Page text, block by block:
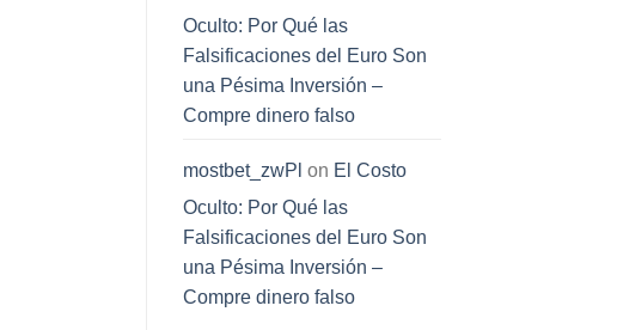
Oculto: Por Qué las
Falsificaciones del Euro Son
una Pésima Inversión –
Compre dinero falso
mostbet_zwPl on El Costo
Oculto: Por Qué las
Falsificaciones del Euro Son
una Pésima Inversión –
Compre dinero falso